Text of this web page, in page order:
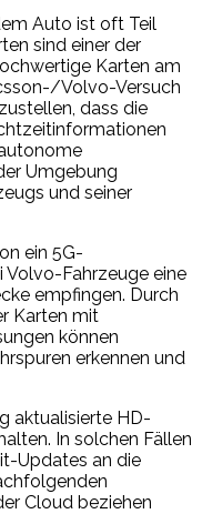
Auto ist oft Teil
sind einer der
Karten am
Volvo-Versuch
dass die
Umgebung
und seiner
ein 5G-
Fahrzeuge eine
empfingen. Durch
Karten mit
können
erkennen und
aktualisierte HD-
In solchen Fällen
Updates an die
Cloud beziehen